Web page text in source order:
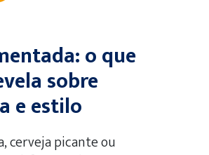
o que
sobre
e estilo
cerveja picante ou